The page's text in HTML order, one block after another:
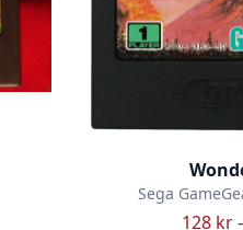
Sega
128 kr